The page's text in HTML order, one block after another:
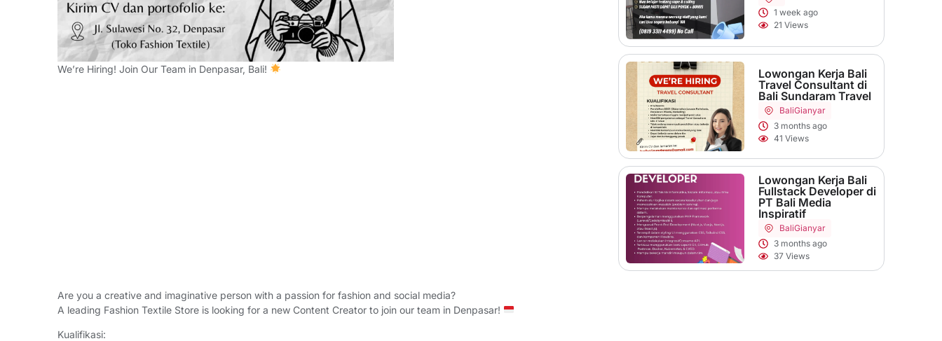
We’re Hiring! Join Our Team in Denpasar, Bali!
Are you a creative and imaginative person with a passion for fashion and social media?
A leading Fashion Textile Store is looking for a new Content Creator to join our team in Denpasar!
Kualifikasi:
1 week ago
21 Views
Lowongan Kerja Bali
Travel Consultant di
Bali Sundaram Travel
BaliGianyar
3 months ago
41 Views
Lowongan Kerja Bali
Fullstack Developer di
PT Bali Media
Inspiratif
BaliGianyar
3 months ago
37 Views